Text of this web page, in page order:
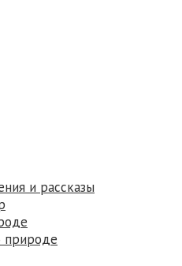
и рассказы
природе